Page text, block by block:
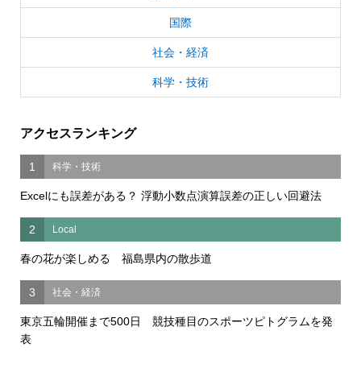
国際
社会・経済
科学・技術
アクセスランキング
1 科学・技術
Excelにも誤差がある？ 浮動小数点演算誤差の正しい回避法
2 Local
春の花が楽しめる 福島県内の散歩道
3 社会・経済
東京五輪開催まで500日 競技種目のスポーツピトグラムを発
表